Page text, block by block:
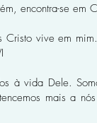
encontra-se em
Cristo vive em
à vida Dele.
mais a